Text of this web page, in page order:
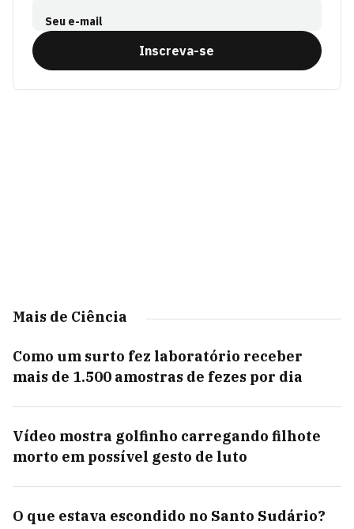
Seu e-mail
Inscreva-se
Mais de Ciência
Como um surto fez laboratório receber
mais de 1.500 amostras de fezes por dia
Vídeo mostra golfinho carregando filhote
morto em possível gesto de luto
O que estava escondido no Santo Sudário?